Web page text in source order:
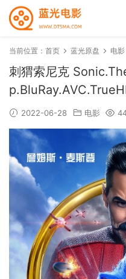
当前位置： 首页 蓝光原盘 电影
刺猬索尼克
2022-06-28 电影